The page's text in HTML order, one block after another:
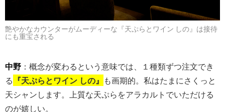
艶やかなカウンターがムーディーな『天ぷらとワイン しの』は接待
にも重宝される
中野 ：概念が変わるという意味では、１種類ずつ注文でき
る 『天ぷらとワイン しの』 も画期的。私はたまにさくっと
天シャンします。上質な天ぷらをアラカルトでいただける
のが嬉しい。